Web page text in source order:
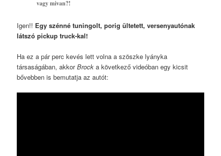
vagy mivan?!
Igen!! Egy szénné tuningolt, porig ültetett, versenyautónak
látszó pickup truck-kal!
Ha ez a pár perc kevés lett volna a szöszke lyányka
társaságában, akkorBrock a következő videóban egy kicsit
bővebben is bemutatja az autót: